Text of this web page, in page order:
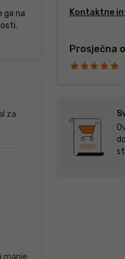
ga na
za
čemu služi i
nekoliko
Kontaktne
Prosječna